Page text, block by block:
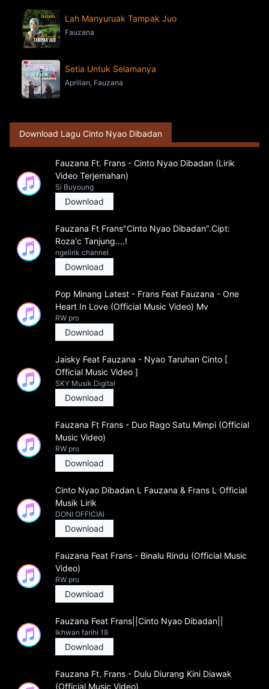
Lah Manyuruak Tampak Juo
Fauzana
Setia Untuk Selamanya
Aprilian, Fauzana
Download Lagu Cinto Nyao Dibadan
Fauzana Ft. Frans - Cinto Nyao Dibadan (Lirik
Video Terjemahan)
Si Buyoung
Download
Fauzana Ft Frans"Cinto Nyao Dibadan".Cipt:
Roza'c Tanjung....!
ngelirik channel
Download
Pop Minang Latest - Frans Feat Fauzana - One
Heart In Love (Official Music Video) Mv
RW pro
Download
Jaisky Feat Fauzana - Nyao Taruhan Cinto [
Official Music Video ]
SKY Musik Digital
Download
Fauzana Ft Frans - Duo Rago Satu Mimpi (Official
Music Video)
RW pro
Download
Cinto Nyao Dibadan L Fauzana & Frans L Official
Musik Lirik
DONI OFFICIAl
Download
Fauzana Feat Frans - Binalu Rindu (Official Music
Video)
RW pro
Download
Fauzana Feat Frans||Cinto Nyao Dibadan||
Ikhwan farihi 18
Download
Fauzana Ft. Frans - Dulu Diurang Kini Diawak
(Official Music Video)